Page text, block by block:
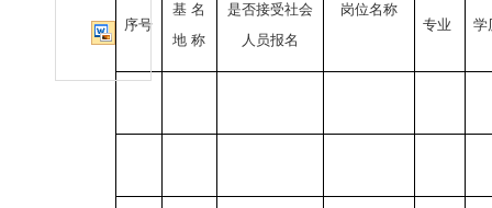
序号
基
地
名
称
是否接受社会
人员报名
岗位名称
专业
学